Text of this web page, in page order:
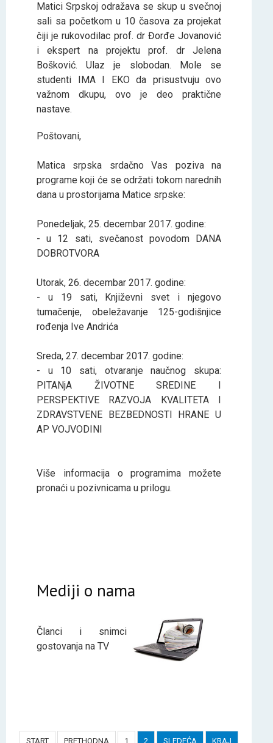
Matici Srpskoj odražava se skup u svečnoj
sali sa početkom u 10 časova za projekat
čiji je rukovodilac prof. dr Đorđe Jovanović
i ekspert na projektu prof. dr Jelena
Bošković. Ulaz je slobodan. Mole se
studenti IMA I EKO da prisustvuju ovo
važnom dkupu, ovo je deo praktične
nastave.
Poštovani,
Matica srpska srdačno Vas poziva na
programe koji će se održati tokom narednih
dana u prostorijama Matice srpske:
Ponedeljak, 25. decembar 2017. godine:
- u 12 sati, svečanost povodom DANA
DOBROTVORA
Utorak, 26. decembar 2017. godine:
- u 19 sati, Književni svet i njegovo
tumačenje, obeležavanje 125-godišnjice
rođenja Ive Andrića
Sreda, 27. decembar 2017. godine:
- u 10 sati, otvaranje naučnog skupa:
PITANjA ŽIVOTNE SREDINE I
PERSPEKTIVE RAZVOJA KVALITETA I
ZDRAVSTVENE BEZBEDNOSTI HRANE U
AP VOJVODINI
Više informacija o programima možete
pronaći u pozivnicama u prilogu.
Mediji o nama
Članci i snimci
gostovanja na TV
START PRETHODNA 1 2 SLEDEĆA KRAJ